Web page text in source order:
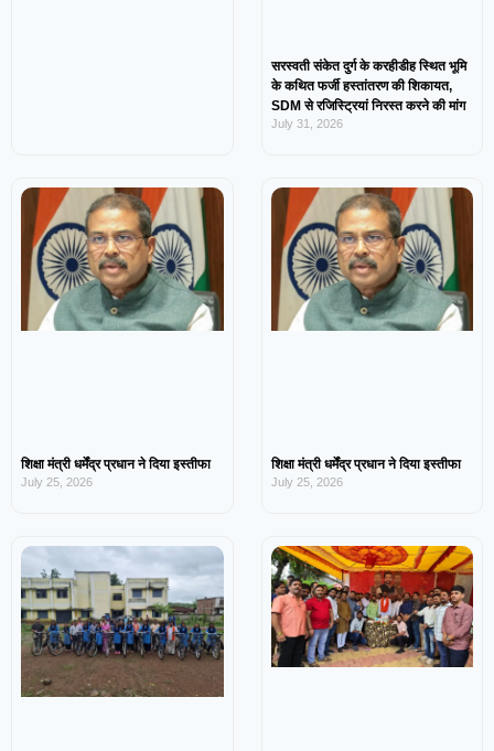
सरस्वती संकेत दुर्ग के करहीडीह स्थित भूमि
के कथित फर्जी हस्तांतरण की शिकायत,
SDM से रजिस्ट्रियां निरस्त करने की मांग
July 31, 2026
शिक्षा मंत्री धर्मेंद्र प्रधान ने दिया इस्तीफा
July 25, 2026
शिक्षा मंत्री धर्मेंद्र प्रधान ने दिया इस्तीफा
July 25, 2026